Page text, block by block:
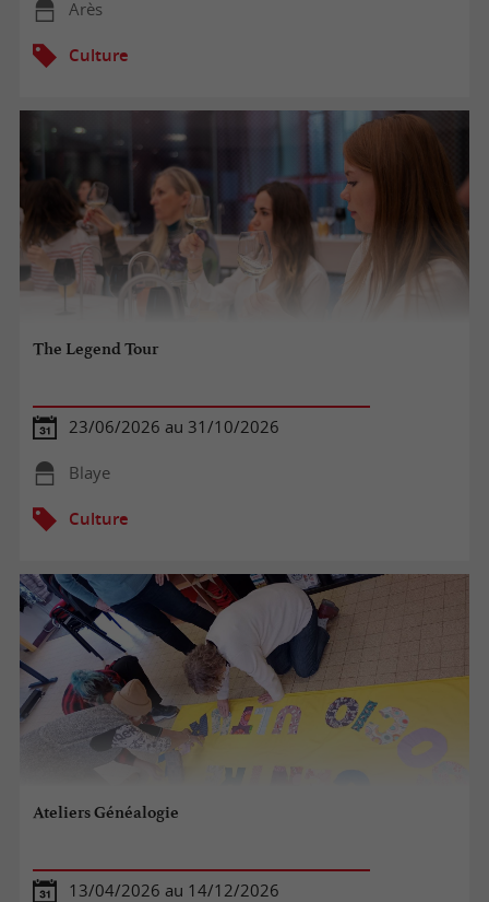
Arès
Culture
The Legend Tour
23/06/2026 au 31/10/2026
Blaye
Culture
Ateliers Généalogie
13/04/2026 au 14/12/2026